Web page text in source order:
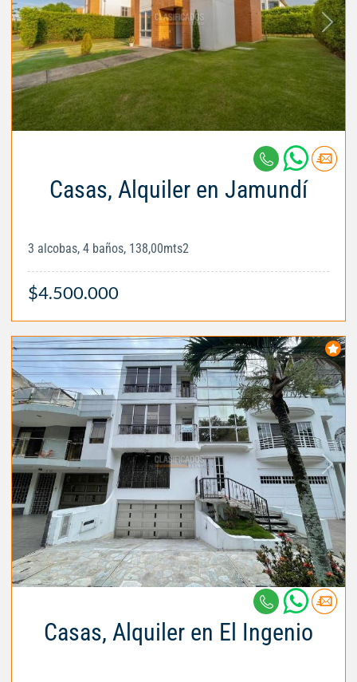
Casas, Alquiler en Jamundí
3 alcobas, 4 baños, 138,00mts2
$4.500.000
Casas, Alquiler en El Ingenio